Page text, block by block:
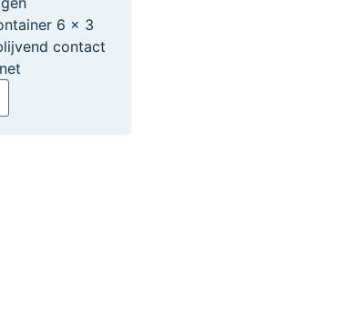
6 x 3
contact